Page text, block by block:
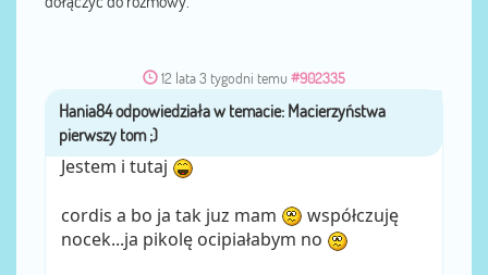
12 lata 3 tygodni temu #902335
przezHania84
Jestem i tutaj
cordis a bo ja tak juz mam
współczuję
nocek...ja pikolę ocipiałabym no